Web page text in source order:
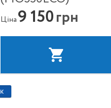
Ціна9 150грн